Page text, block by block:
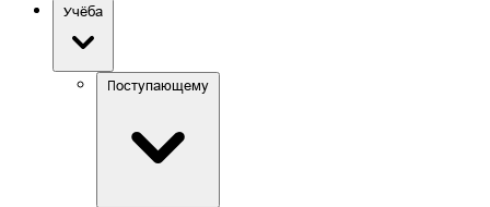
Учёба
Поступающему